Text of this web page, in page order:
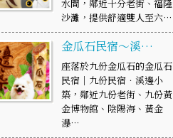
水間，鄰近十分老街、福隆
沙灘，提供舒適雙人至六…
金瓜石民宿～溪…
座落於九份金瓜石的金瓜石
民宿｜九份民宿．溪邊小
築，鄰近九份老街、九份黃
金博物館、陰陽海、黃金
瀑…